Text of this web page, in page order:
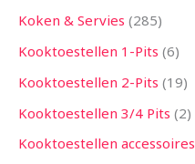
Koken & Servies 285
Kooktoestellen 1-Pits 6
Kooktoestellen 2-Pits 19
Kooktoestellen 3/4 Pits 2
Kooktoestellen accessoires